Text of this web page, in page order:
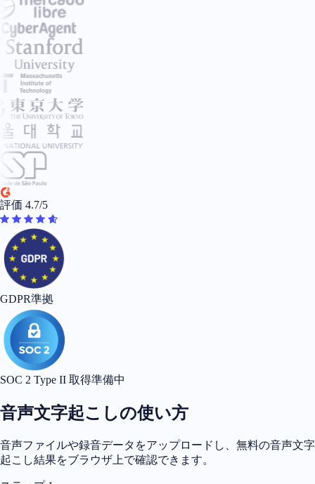
評価 4.7/5
GDPR準拠
SOC 2 Type II 取得準備中
音声文字起こしの使い方
音声ファイルや録音データをアップロードし、無料の音声文字
起こし結果をブラウザ上で確認できます。